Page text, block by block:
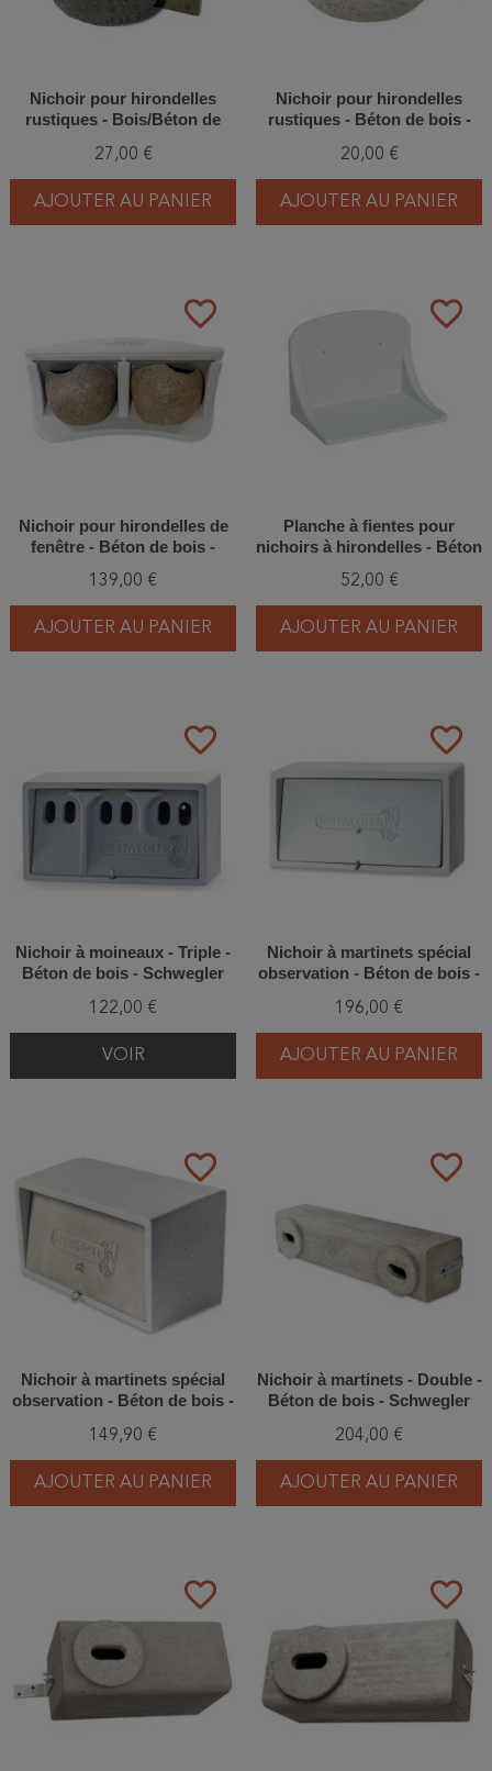
Nichoir pour hirondelles
rustiques - Bois/Béton de
330/0)
27,00 €
AJOUTER AU PANIER
Nichoir pour hirondelles
rustiques - Béton de bois -
20,00 €
AJOUTER AU PANIER
favorite_border
Nichoir pour hirondelles de
fenêtre - Béton de bois -
139,00 €
AJOUTER AU PANIER
favorite_border
Planche à fientes pour
nichoirs à hirondelles - Béton
345/4)
52,00 €
AJOUTER AU PANIER
favorite_border
Nichoir à moineaux - Triple -
Béton de bois - Schwegler
122,00 €
VOIR
favorite_border
Nichoir à martinets spécial
observation - Béton de bois -
196,00 €
AJOUTER AU PANIER
favorite_border
Nichoir à martinets spécial
observation - Béton de bois -
149,90 €
AJOUTER AU PANIER
favorite_border
Nichoir à martinets - Double -
Béton de bois - Schwegler
204,00 €
AJOUTER AU PANIER
favorite_border favorite_border